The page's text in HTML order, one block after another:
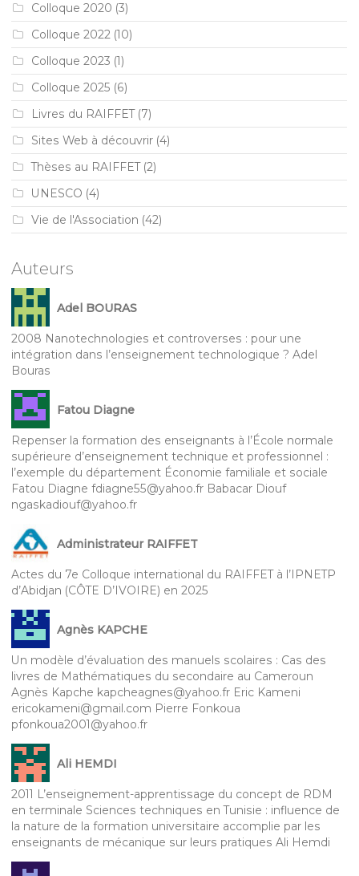
Colloque 2020 (3)
Colloque 2022 (10)
Colloque 2023 (1)
Colloque 2025 (6)
Livres du RAIFFET(7)
Sites Web à découvrir (4)
Thèses au RAIFFET(2)
UNESCO (4)
Vie de l'Association (42)
Auteurs
Adel BOURAS
2008 Nanotechnologies et controverses : pour une
intégration dans l’enseignement technologique ? Adel
Bouras
Fatou Diagne
Repenser la formation des enseignants à l’École normale
supérieure d’enseignement technique et professionnel :
l’exemple du département Économie familiale et sociale
Fatou Diagne fdiagne55@yahoo.fr Babacar Diouf
ngaskadiouf@yahoo.fr
Administrateur RAIFFET
Actes du 7e Colloque international du RAIFFET à l’IPNETP
d’Abidjan (CÔTE D’IVOIRE) en 2025
Agnès KAPCHE
Un modèle d’évaluation des manuels scolaires : Cas des
livres de Mathématiques du secondaire au Cameroun
Agnès Kapche kapcheagnes@yahoo.fr Eric Kameni
ericokameni@gmail.com Pierre Fonkoua
pfonkoua2001@yahoo.fr
Ali HEMDI
2011 L’enseignement-apprentissage du concept de RDM
en terminale Sciences techniques en Tunisie : influence de
la nature de la formation universitaire accomplie par les
enseignants de mécanique sur leurs pratiques Ali Hemdi